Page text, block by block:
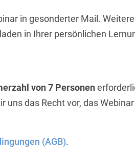
in gesonderter Mail.
in Ihrer persönlichen
von 7 Personen
uns das Recht vor, das
(AGB).